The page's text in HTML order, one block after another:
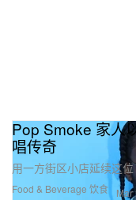
Food & Beverage 饮食
Pop Smoke 家人
唱传奇
用一方街区小店延续这
Mar